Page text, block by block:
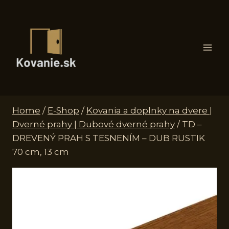
Home / E-Shop / Kovania a doplnky na dvere |
Dverné prahy | Dubové dverné prahy / TD –
DREVENÝ PRAH S TESNENÍM – DUB RUSTIK
70 cm, 13 cm